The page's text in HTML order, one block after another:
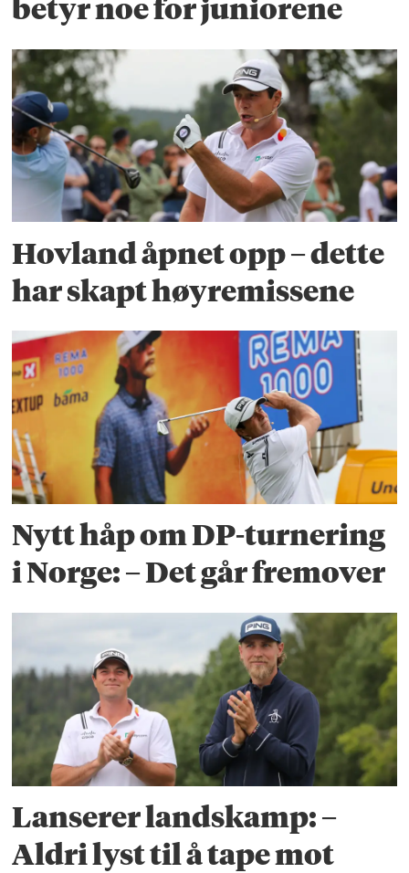
betyr noe for juniorene
Hovland åpnet opp – dette
har skapt høyremissene
Nytt håp om DP-turnering
i Norge: – Det går fremover
Lanserer landskamp: –
Aldri lyst til å tape mot